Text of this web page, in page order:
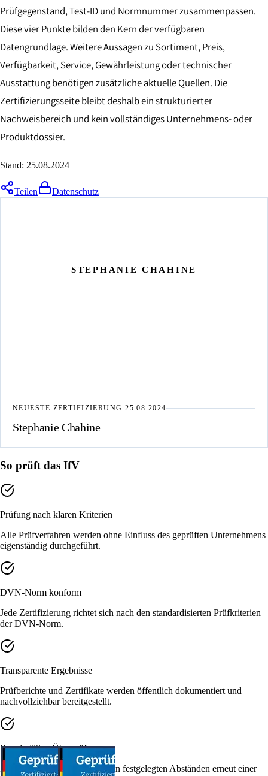
Prüfgegenstand, Test-ID und Normnummer zusammenpassen.
Diese vier Punkte bilden den Kern der verfügbaren
Datengrundlage. Weitere Aussagen zu Sortiment, Preis,
Verfügbarkeit, Service, Gewährleistung oder technischer
Ausstattung benötigen zusätzliche aktuelle Quellen. Die
Zertifizierungsseite bleibt deshalb ein strukturierter
Nachweisbereich und kein vollständiges Unternehmens- oder
Produktdossier.
Stand: 25.08.2024
Teilen Datenschutz
STEPHANIE CHAHINE
NEUESTE ZERTIFIZIERUNG25.08.2024
Stephanie Chahine
So prüft das IfV
Prüfung nach klaren Kriterien
Alle Prüfverfahren werden ohne Einfluss des geprüften Unternehmens
eigenständig durchgeführt.
DVN-Norm konform
Jede Zertifizierung richtet sich nach den standardisierten Prüfkriterien
der DVN-Norm.
Transparente Ergebnisse
Prüfberichte und Zertifikate werden öffentlich dokumentiert und
nachvollziehbar bereitgestellt.
Regelmäßige Überprüfung
Zertifizierte Produkte werden in festgelegten Abständen erneut einer